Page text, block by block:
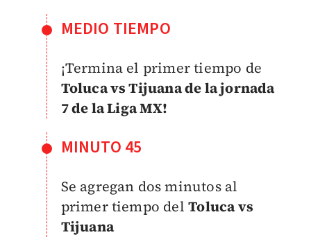
MEDIO TIEMPO
¡Termina el primer tiempo de
Toluca vs Tijuana de la jornada
7 de la Liga MX!
MINUTO 45
Se agregan dos minutos al
primer tiempo delToluca vs
Tijuana